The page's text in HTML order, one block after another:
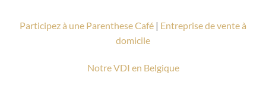
Participez à une Parenthese Café | Entreprise de vente à
domicile
Notre VDI en Belgique